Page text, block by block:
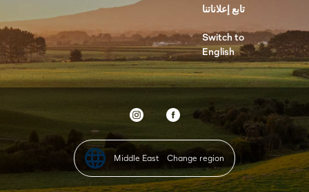
تابع إعلاناتنا
Switch to
English
Middle East Change region